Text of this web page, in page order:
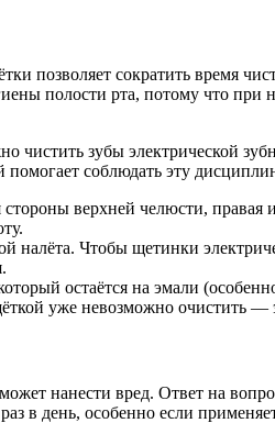
сократить время
полости рта, потому что при
зубы электрической
соблюдать эту
стороны верхней челюсти,
налёта. Чтобы щетинки
остаётся на эмали
уже невозможно очистить —
нанести вред. Ответ на
в день, особенно если